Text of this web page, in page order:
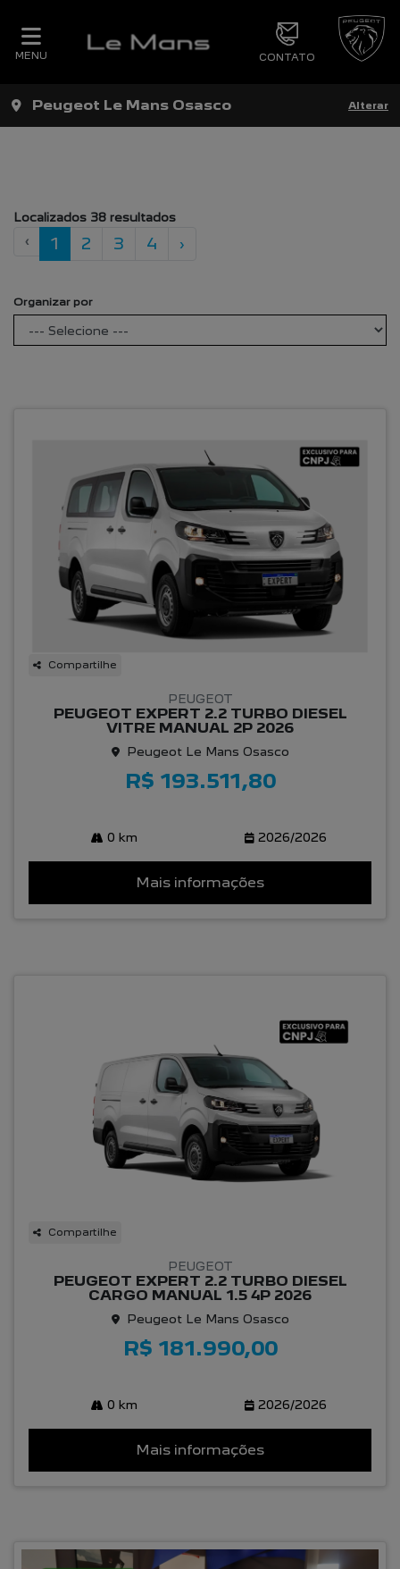
MENU CONTATO
Peugeot Le Mans Osasco Alterar
Localizados 38 resultados
‹
1 2 3 4 ›
Organizar por
Compartilhe
PEUGEOT
PEUGEOT EXPERT 2.2 TURBO DIESEL
VITRE MANUAL 2P 2026
Peugeot Le Mans Osasco
R$ 193.511,80
0 km 2026/2026
Mais informações
Compartilhe
PEUGEOT
PEUGEOT EXPERT 2.2 TURBO DIESEL
CARGO MANUAL 1.5 4P 2026
Peugeot Le Mans Osasco
R$ 181.990,00
0 km 2026/2026
Mais informações